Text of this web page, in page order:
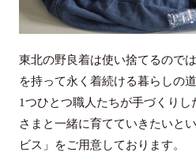
東北の野良着は使い捨てるので
を持って永く着続ける暮らしの道
1つひとつ職人たちが手づくり
さまと一緒に育てていきたいと
ビス」をご用意しております。